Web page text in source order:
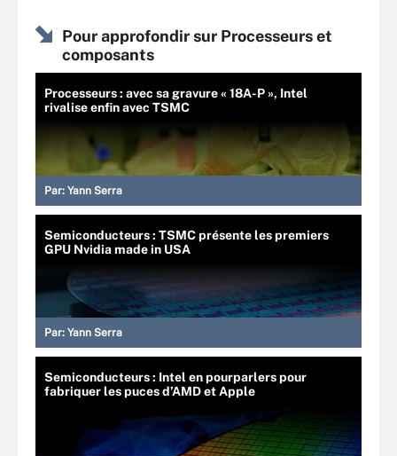
Pour approfondir sur Processeurs et
composants
Processeurs : avec sa gravure « 18A-P », Intel
rivalise enfin avec TSMC
Par: Yann Serra
Semiconducteurs : TSMC présente les premiers
GPU Nvidia made in USA
Par: Yann Serra
Semiconducteurs : Intel en pourparlers pour
fabriquer les puces d’AMD et Apple